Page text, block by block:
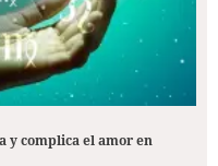
y complica el amor en